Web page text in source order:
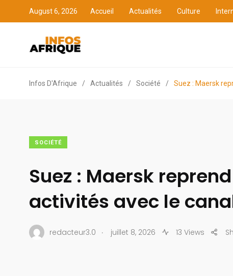
August 6, 2026 Accueil Actualités Culture
Infos D'Afrique / Actualités / Société / Suez : Maersk
SOCIÉTÉ
Suez : Maersk
activités avec le
redacteur3.0 . juillet 8, 2026 13 Views